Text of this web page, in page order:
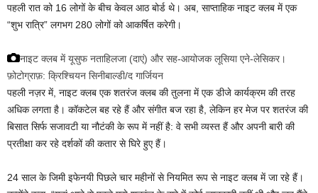
पहली रात को 16 लोगों के बीच केवल आठ बोर्ड थे। अब, साप्ताहिक नाइट क्लब में एक
“शुभ रात्रि” लगभग 280 लोगों को आकर्षित करेगी।
नाइट क्लब में यूसुफ नताहिलजा (दाएं) और सह-आयोजक लूसिया एने-लेसिकर।
फ़ोटोग्राफ़: क्रिश्चियन सिनीबाल्डी/द गार्जियन
पहली नज़र में, नाइट क्लब एक शतरंज क्लब की तुलना में एक डीजे कार्यक्रम की तरह
अधिक लगता है। कॉकटेल बह रहे हैं और संगीत बज रहा है, लेकिन हर मेज पर शतरंज की
बिसात सिर्फ सजावटी या नौटंकी के रूप में नहीं है: वे सभी व्यस्त हैं और अपनी बारी की
प्रतीक्षा कर रहे दर्शकों की कतार से घिरे हुए हैं।
24 साल के जिमी इफेनयी पिछले चार महीनों से नियमित रूप से नाइट क्लब में जा रहे हैं।